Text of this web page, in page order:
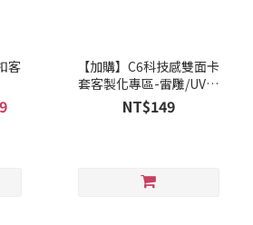
客
【加購】C6科技感雙面卡
套客製化專區-雷雕/UV印
刷
NT$149